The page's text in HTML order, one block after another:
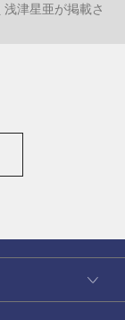
津星亜が掲載さ